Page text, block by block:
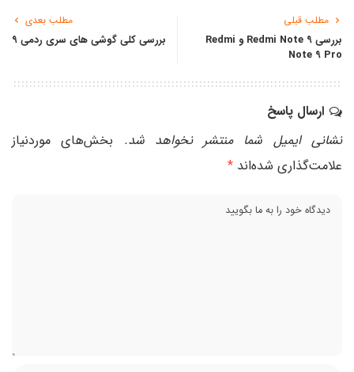
مطلب قبلی
بررسی Redmi Note 9 و Redmi
Note 9 Pro
مطلب بعدی
بررسی کلی گوشی های سری ردمی ۹
ارسال پاسخ
نشانی ایمیل شما منتشر نخواهد شد.
بخش‌های موردنیاز
علامت‌گذاری شده‌اند *